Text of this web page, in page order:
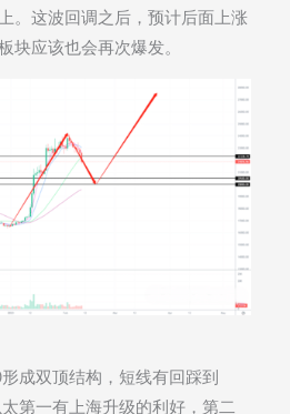
。这波回调之后，预计后面上涨
块应该也会再次爆发。
成双顶结构，短线有回踩到
第一有上海升级的利好，第二